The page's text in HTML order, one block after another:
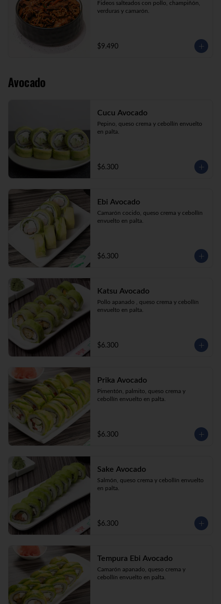
Fideos salteados con pollo, champiñón,
verduras y camarón.
$9.490
Avocado
Cucu Avocado
Pepino, queso crema y cebollín envuelto
en palta.
$6.300
Ebi Avocado
Camarón cocido, queso crema y cebollín
envuelto en palta.
$6.300
Katsu Avocado
Pollo apanado , queso crema y cebollín
envuelto en palta.
$6.300
Prika Avocado
Pimentón, palmito, queso crema y
cebollín envuelto en palta.
$6.300
Sake Avocado
Salmón, queso crema y cebollín envuelto
en palta.
$6.300
Tempura Ebi Avocado
Camarón apanado, queso crema y
cebollín envuelto en palta.